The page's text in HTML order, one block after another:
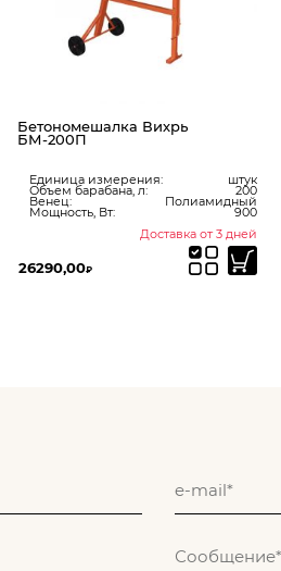
Бетономешалка Вихрь
БМ-200П
Единица измерения: штук
Объем барабана, л: 200
Венец: Полиамидный
Мощность, Вт:
900
Доставка от 3 дней
26290,00₽